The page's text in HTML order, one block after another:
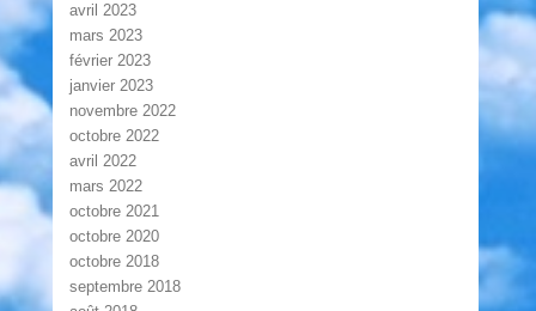
avril 2023
mars 2023
février 2023
janvier 2023
novembre 2022
octobre 2022
avril 2022
mars 2022
octobre 2021
octobre 2020
octobre 2018
septembre 2018